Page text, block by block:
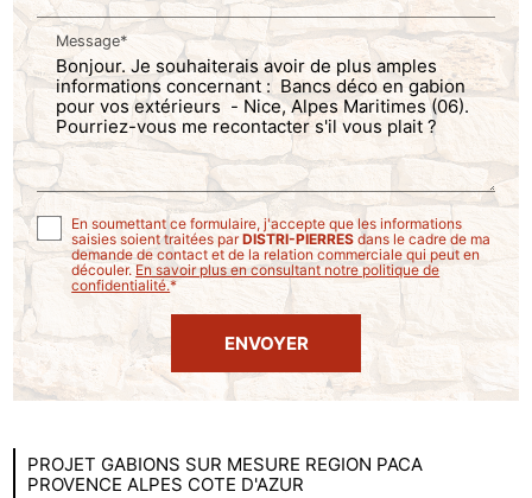
Message*
En soumettant ce formulaire, j'accepte que les informations
saisies soient traitées parDISTRI-PIERRES dans le cadre de ma
demande de contact et de la relation commerciale qui peut en
découler.En savoir plus en consultant notre politique de
confidentialité.*
PROJET GABIONS SUR MESURE REGION PACA
PROVENCE ALPES COTE D'AZUR